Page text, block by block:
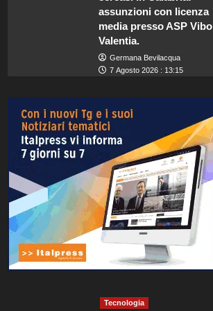
assunzioni con licenza
media presso ASP Vibo
Valentia.
Germana Bevilacqua
7 Agosto 2026 : 13:15
Tecnologia